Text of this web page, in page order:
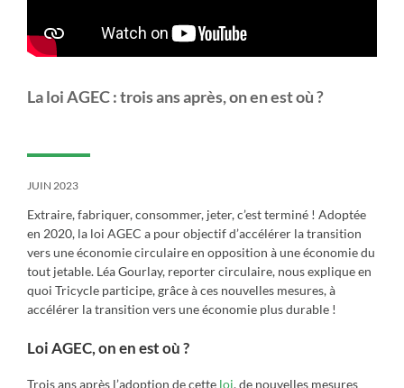
La loi AGEC : trois ans après, on en est où ?
JUIN 2023
Extraire, fabriquer, consommer, jeter, c’est terminé ! Adoptée
en 2020, la loi AGEC a pour objectif d’accélérer la transition
vers une économie circulaire en opposition à une économie du
tout jetable. Léa Gourlay, reporter circulaire, nous explique en
quoi Tricycle participe, grâce à ces nouvelles mesures, à
accélérer la transition vers une économie plus durable !
Loi AGEC, on en est où ?
Trois ans après l’adoption de cette loi, de nouvelles mesures